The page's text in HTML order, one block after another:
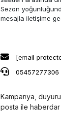
Sezon
mesajla iletişime
[email
05457277306
Kampanya,
posta ile haberdar